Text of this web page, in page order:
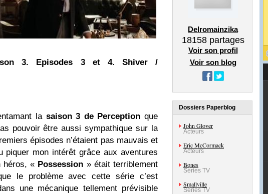
3. Episodes 3 et 4. Shiver /
la saison 3 de Perception que
pouvoir être aussi sympathique sur la
épisodes n’étaient pas mauvais et
mon intérêt grâce aux aventures
héros, « Possession » était terriblement
le problème avec cette série c’est
une mécanique tellement prévisible
Delromainzika
18158partages
Voir son profil
Voir son blog
Dossiers Paperblog
John Glover
Acteurs
Eric McCormack
Acteurs
Bones
Séries TV
Smallville
Séries TV